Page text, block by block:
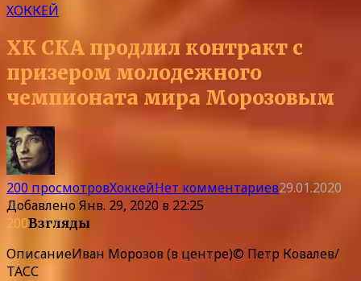
ХОККЕЙ
ХК СКА продлил контракт с
призером молодежного
чемпионата мира Морозовым
200 просмотровХоккейНет комментариев29.01.2020
Добавлено Янв. 29, 2020 в 22:25
200Взгляды
ОписаниеИван Морозов (в центре)© Петр Ковалев/
ТАСС